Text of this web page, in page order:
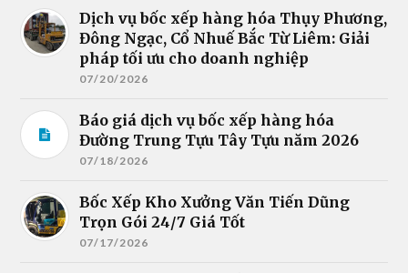
Dịch vụ bốc xếp hàng hóa Thụy Phương,
Đông Ngạc, Cổ Nhuế Bắc Từ Liêm: Giải
pháp tối ưu cho doanh nghiệp
07/20/2026
Báo giá dịch vụ bốc xếp hàng hóa
Đường Trung Tựu Tây Tựu năm 2026
07/18/2026
Bốc Xếp Kho Xưởng Văn Tiến Dũng
Trọn Gói 24/7 Giá Tốt
07/17/2026